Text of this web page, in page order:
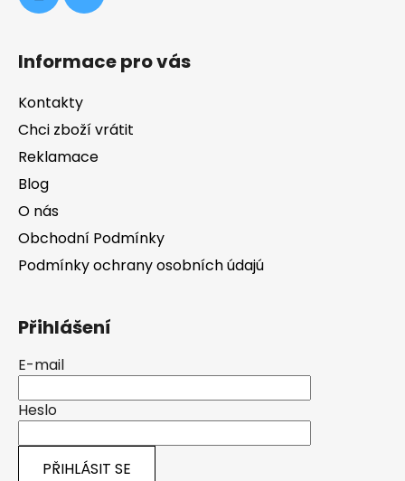
Informace pro vás
Kontakty
Chci zboží vrátit
Reklamace
Blog
O nás
Obchodní Podmínky
Podmínky ochrany osobních údajú
Přihlášení
E-mail
Heslo
PŘIHLÁSIT SE